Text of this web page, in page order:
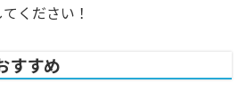
ください！
すすめ